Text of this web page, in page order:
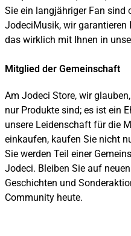
Sie ein langjähriger Fan sind
JodeciMusik, wir garantieren
das wirklich mit Ihnen in
Mitglied der Gemeinschaft
Am Jodeci Store, wir
nur Produkte sind; es ist ein
unsere Leidenschaft für die
einkaufen, kaufen Sie nicht
Sie werden Teil einer
Jodeci. Bleiben Sie auf
Geschichten und
Community heute.